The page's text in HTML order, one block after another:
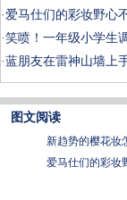
·爱马仕们的彩妆野心
·笑喷！一年级小学生
·蓝朋友在雷神山墙上
图文阅读
新趋势的樱花妆
爱马仕们的彩妆